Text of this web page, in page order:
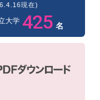
現在)
大学 425 名